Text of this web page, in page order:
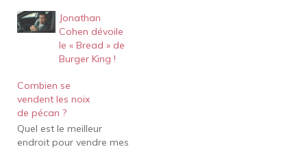
Jonathan
Cohen dévoile
le « Bread » de
Burger King !
Combien se
vendent les noix
de pécan ?
Quel est le meilleur
endroit pour vendre mes